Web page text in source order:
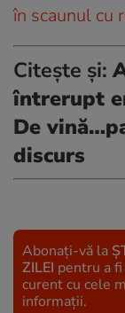
în scaunul cu
Citește și:
întrerupt
De
discurs
Abonați-vă la
ZILEI pentru a
curent cu cele
informații.